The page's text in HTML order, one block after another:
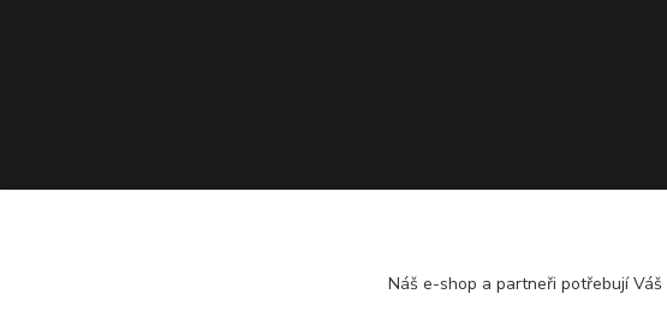
Náš e-shop a partneři potřebují Váš